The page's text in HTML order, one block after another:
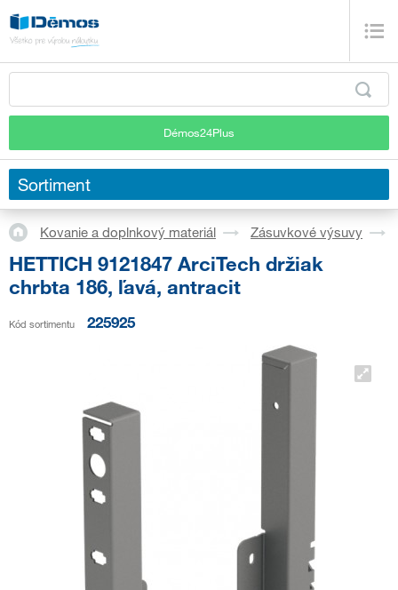
Démos24Plus
Sortiment
Kovanie a doplnkový materiál Zásuvkové výsuvy
HETTICH 9121847 ArciTech držiak
chrbta 186, ľavá, antracit
Kód sortimentu 225925